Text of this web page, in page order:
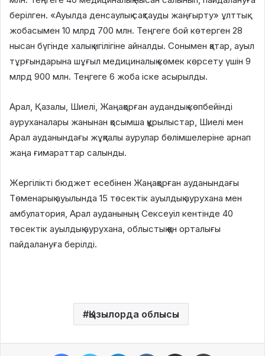
берілген. «Ауылда денсаулық сақтауды жаңғырту» ұлттық
жобасымен 10 млрд 700 млн. Теңгеге бой көтерген 28
нысан бүгінде халық игілігіне айналды. Сонымен қатар, ауыл
тұрғындарына шұғыл медициналық көмек көрсету үшін 9
млрд 900 млн. Теңгеге 6 жоба іске асырылды.
Арал, Қазалы, Шиелі, Жаңақорған аудандық көпбейінді
ауруханалары жанынан қосымша құрылыстар, Шиелі мен
Арал ауданындағы жұқпалы аурулар бөлімшелеріне арнап
жаңа ғимараттар салынды.
Жергілікті бюджет есебінен Жаңақорған ауданындағы
Төменарық ауылында 15 төсектік ауылдық аурухана мен
амбулатория, Арал ауданының Сексеуіл кентінде 40
төсектік ауылдық аурухана, облыстық қан орталығы
пайдалануға берілді.
Қызылорда облысы